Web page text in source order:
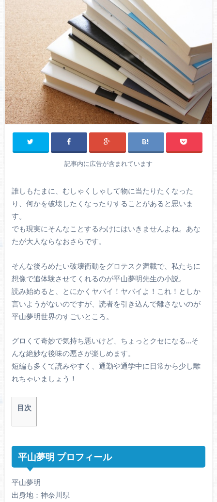
記事内に広告が含まれています
誰しもたまに、むしゃくしゃして物に当たりたくなった
り、何かを破壊したくなったりすることがあると思いま
す。
でも現実にそんなことするわけにはいきませんよね。あな
たが大人ならなおさらです。
そんな後ろめたい破壊衝動をグロテスク満載で、私たちに
想像で追体験させてくれるのが平山夢明先生の小説。
読み始めると、とにかくヤバイ！ヤバイよ！これ！としか
言いようがないのですが、読者を引き込んで離さないのが
平山夢明世界のすごいところ。
グロくて奇妙で気持ち悪いけど、ちょっとクセになる…そ
んな絶妙な後味の悪さが楽しめます。
短編も多くて読みやすく、通勤や通学中に日常から少し離
れちゃいましょう！
目次
平山夢明 プロフィール
平山夢明
出身地：神奈川県